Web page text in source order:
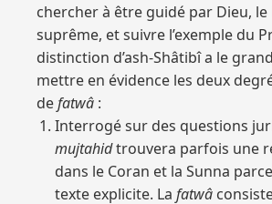
chercher à être guidé par Dieu,
suprême, et suivre l’exemple du
distinction d’ash-Shâtibî a le
mettre en évidence les deux
defatwâ :
Interrogé sur des questions
mujtahidtrouvera parfois une
dans le Coran et la Sunna
texte explicite. La fatwâ